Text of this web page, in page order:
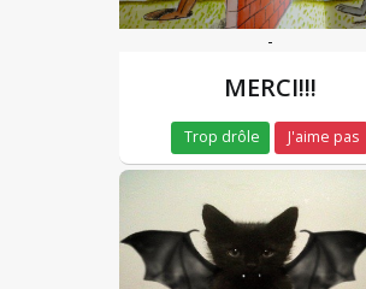
-
MERCI!!!
Trop drôle J'aime pas